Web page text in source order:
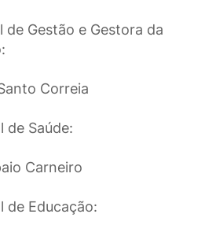
de Gestão e Gestora da
Correia
de Saúde:
Carneiro
de Educação: